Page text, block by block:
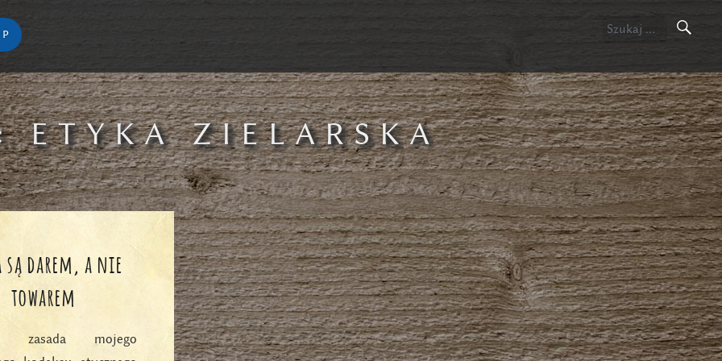
Szukaj:
ETYKA ZIELARSKA
są darem, a nie
towarem
zasada mojego